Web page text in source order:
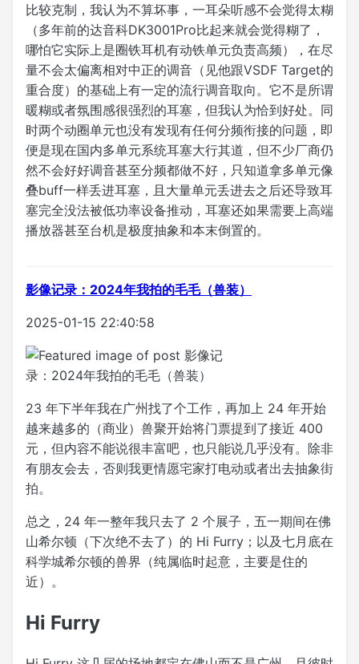
比较克制，我认为不算坏事，一耳朵听感不会觉得太糊
（多年前的达音科DK3001Pro比起来就会觉得糊了，
哪怕它实际上是圈铁耳机有动铁单元负责高频），在尽
量不会太偏离相对中正的调音（见他跟VSDF Target的
重合度）的基础上有一定的流行调音取向。它不是所谓
暖糊或者氛围感很强烈的耳塞，但我认为恰到好处。同
时两个动圈单元也没有发现有任何分频衔接的问题，即
便是现在国内多单元系统耳塞大行其道，但不少厂商仍
然不会好好调音甚至分频都做不好，只知道拿多单元像
叠buff一样丢进耳塞，且大量单元丢进去之后还导致耳
塞完全没法被低功率设备推动，耳塞还如果需要上高端
播放器甚至台机是极度抽象和本末倒置的。
影像记录：2024年我拍的毛毛（兽装）
2025-01-15 22:40:58
23 年下半年我在广州找了个工作，再加上 24 年开始
越来越多的（商业）兽聚开始将门票提到了接近 400
元，但内容不能说很丰富吧，也只能说几乎没有。除非
有朋友会去，否则我更情愿宅家打电动或者出去抽象街
拍。
总之，24 年一整年我只去了 2 个展子，五一期间在佛
山希尔顿（下次绝不去了）的 Hi Furry；以及七月底在
科学城希尔顿的兽界（纯属临时起意，主要是住的
近）。
Hi Furry